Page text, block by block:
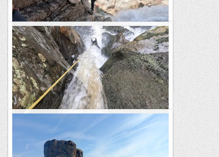
Corga da Fecha
Avui hem fet el descens d'un dels millors barrancs de Galícia:
la Corga da Fecha. Es tracta d'un barranc molt aquàtic, amb
grans cascades i gorgs d'aigües...
Blog de muntanya
Barranc de Fírbeda
Avui les previsions meteorològiques eren dolentes. Es
preveia pluja a mig matí i el dia estava gris. Després de